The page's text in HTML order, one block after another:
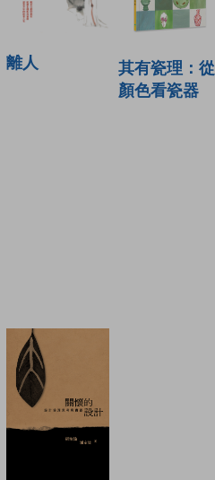
離人
其有瓷理：從
顏色看瓷器